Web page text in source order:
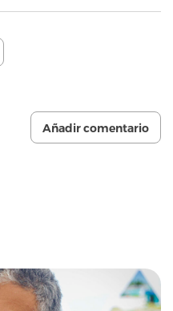
Añadir comentario